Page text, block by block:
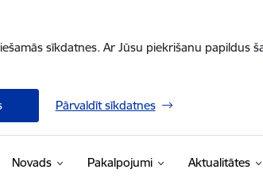
sīkdatnes. Ar Jūsu piekrišanu papildus
Pārvaldīt sīkdatnes
Novads Pakalpojumi Aktualitātes